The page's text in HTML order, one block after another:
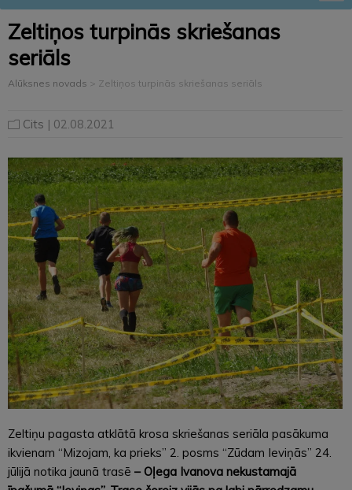
Zeltiņos turpinās skriešanas
seriāls
Alūksnes novads > Zeltiņos turpinās skriešanas seriāls
Cits | 02.08.2021
Zeltiņu pagasta atklātā krosa skriešanas seriāla pasākuma
ikvienam “Mizojam, ka prieks” 2. posms “Zūdam Ieviņās” 24.
jūlijā notika jaunā trasē – Oļega Ivanova nekustamajā